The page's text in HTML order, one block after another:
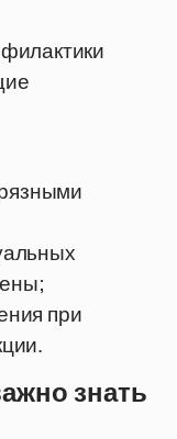
при
знать